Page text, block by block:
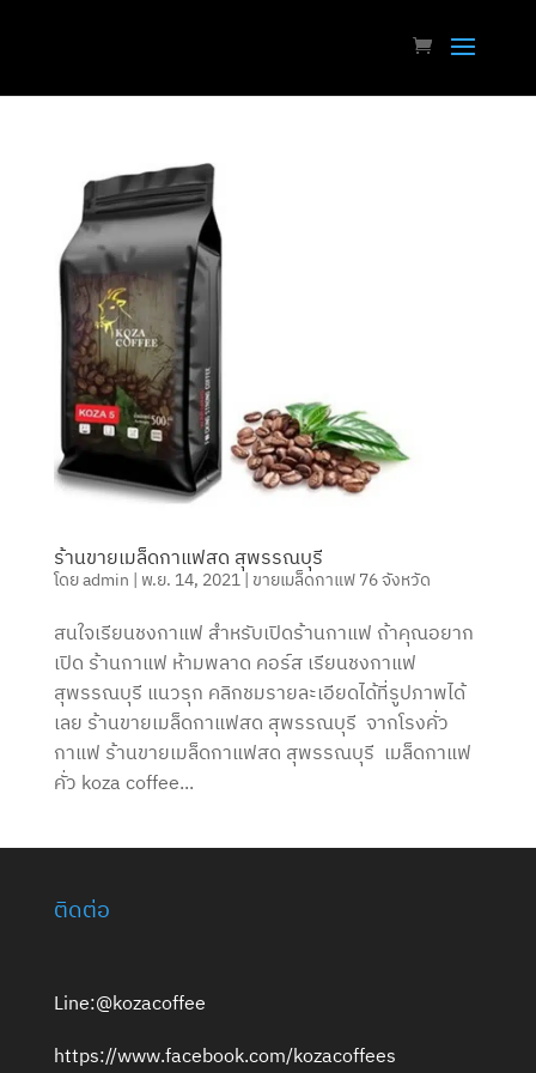
ร้านขายเมล็ดกาแฟสด สุพรรณบุรี
โดยadmin | พ.ย. 14, 2021| ขายเมล็ดกาแฟ 76 จังหวัด
สนใจเรียนชงกาแฟ สำหรับเปิดร้านกาแฟ ถ้าคุณอยาก
เปิด ร้านกาแฟ ห้ามพลาด คอร์ส เรียนชงกาแฟ
สุพรรณบุรี แนวรุก คลิกชมรายละเอียดได้ที่รูปภาพได้
เลย ร้านขายเมล็ดกาแฟสด สุพรรณบุรี จากโรงคั่ว
กาแฟ ร้านขายเมล็ดกาแฟสด สุพรรณบุรี เมล็ดกาแฟ
คั่ว koza coffee...
ติดต่อ
Line:@kozacoffee
https://www.facebook.com/kozacoffees